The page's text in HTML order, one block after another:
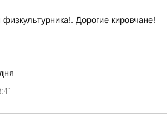
Дорогие кировчане!